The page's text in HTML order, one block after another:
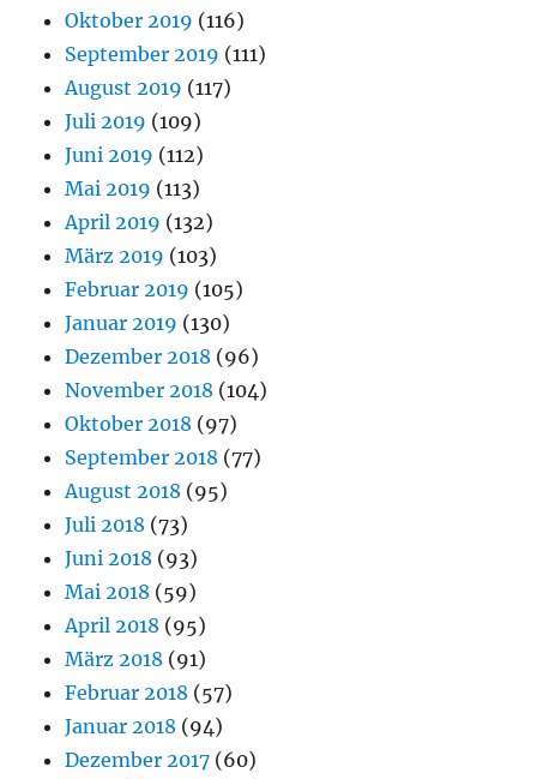
Oktober 2019 (116)
September 2019 (111)
August 2019 (117)
Juli 2019 (109)
Juni 2019 (112)
Mai 2019 (113)
April 2019 (132)
März 2019 (103)
Februar 2019 (105)
Januar 2019 (130)
Dezember 2018 (96)
November 2018 (104)
Oktober 2018 (97)
September 2018 (77)
August 2018 (95)
Juli 2018 (73)
Juni 2018 (93)
Mai 2018 (59)
April 2018 (95)
März 2018 (91)
Februar 2018 (57)
Januar 2018 (94)
Dezember 2017 (60)